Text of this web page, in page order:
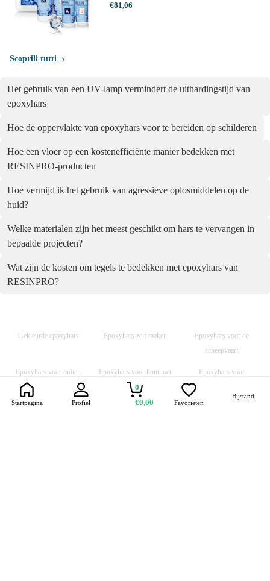
€81,06
Scoprili tutti
Het gebruik van een UV-lamp vermindert de uithardingstijd van
epoxyhars
Hoe de oppervlakte van epoxyhars voor te bereiden op schilderen
Hoe een vloer op een kostenefficiënte manier bedekken met
RESINPRO-producten
Hoe vermijd ik het gebruik van agressieve oplosmiddelen op de
huid?
Welke materialen zijn het meest geschikt om hars te vervangen in
bepaalde projecten?
Wat zijn de kosten om tegels te bedekken met epoxyhars van
RESINPRO?
Gekleurde epoxyhars Epoxyhars zelf maken
Epoxyhars voor de
scheepvaart
Epoxyhars voor buiten
Epoxyhars voor hout met
een kwast
Epoxyhars voor
Epoxyhars voor kunststof Epoxy kunsthars
Startpagina Profiel
0
€0,00
Favorieten
Bijstand